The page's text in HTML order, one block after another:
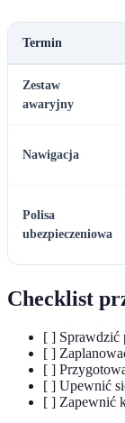
Termin
Zestaw
awaryjny
Nawigacja
Polisa
ubezpieczeniowa
Checklist
[ ] Sprawdzić
[ ]
[ ]
[ ] Upewnić
[ ] Zapewnić